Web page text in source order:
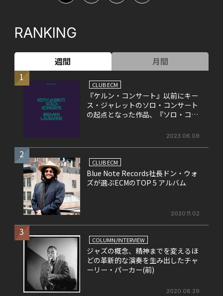
RANKING
週間
月間
1
CLUB ECM
『ケルン・コンサート』以前にキー
ス・ジャレットのソロ・コンサート
の起点となった作品、『ソロ・コン
2023.06.09
2
CLUB ECM
Blue Note Records社長ドン・ウォ
ズが選ぶECMのTOP 5 アルバム
2020.11.02
3
COLUMN/INTERVIEW
ジャズの概念、精神までを変えるほ
どの革新的な演奏を生み出したチャ
ーリー・パーカー(前)
2020.08.29